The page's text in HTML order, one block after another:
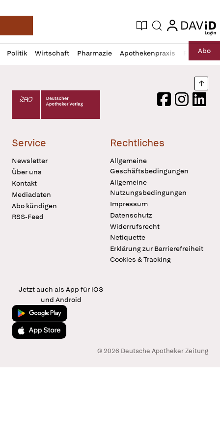
Deutsche Apotheker Zeitung
Aktuelle Ausgabe
Suche login
login
Politik Wirtschaft Pharmazie Apothekenpraxis RechtAbo
Profil
öffnen
Daz
Pur
Deutscher Apotheker Verlag Logo
FacebookInstagram
Service
Newsletter
Über uns
Kontakt
Mediadaten
Abo kündigen
RSS-Feed
Rechtliches
Allgemeine
Geschäftsbedingungen
Allgemeine
Nutzungsbedingungen
Impressum
Datenschutz
Widerrufsrecht
Netiquette
Erklärung zur Barrierefreiheit
Cookies & Tracking
Jetzt auch als App für iOS
und Android
Jetzt bei Google Play
Laden im App Store
© 2026 Deutsche Apotheker Zeitung